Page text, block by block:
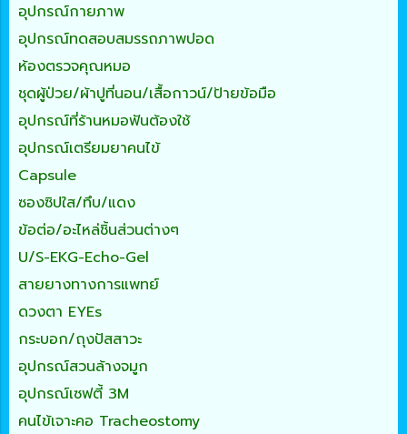
อุปกรณ์กายภาพ
อุปกรณ์ทดสอบสมรรถภาพปอด
ห้องตรวจคุณหมอ
ชุดผู้ป่วย/ผ้าปูที่นอน/เสื้อกาวน์/ป้ายข้อมือ
อุปกรณ์ที่ร้านหมอฟันต้องใช้
อุปกรณ์เตรียมยาคนไข้
Capsule
ซองซิปใส/ทึบ/แดง
ข้อต่อ/อะไหล่ชิ้นส่วนต่างๆ
U/S-EKG-Echo-Gel
สายยางทางการแพทย์
ดวงตา EYEs
กระบอก/ถุงปัสสาวะ
อุปกรณ์สวนล้างจมูก
อุปกรณ์เซฟตี้ 3M
คนไข้เจาะคอ Tracheostomy